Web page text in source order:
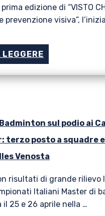
edizione di “VISTO
prevenzione visiva”,
sul podio ai
terzo posto a squadre
Venosta
risultati di grande rilievo
Italiani Master di
25 e 26 aprile nella …